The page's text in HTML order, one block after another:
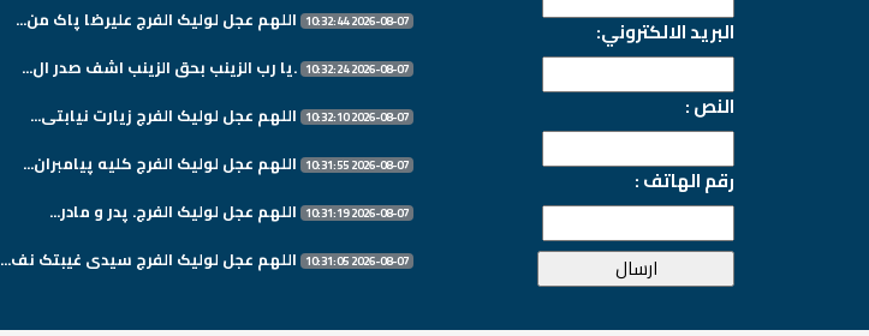
البريد الالكتروني:
النص :
رقم الهاتف :
2026-08-07 10:32:44 اللهم عجل لولیک الفرج علیرضا پاک من...
2026-08-07 10:32:24 .یا رب الزینب بحق الزینب اشف صدر ال...
2026-08-07 10:32:10 اللهم عجل لولیک الفرج زیارت نیابتی...
2026-08-07 10:31:55 اللهم عجل لولیک الفرج کلیه پیامبران...
2026-08-07 10:31:19 اللهم عجل لولیک الفرج. پدر و مادر...
2026-08-07 10:31:05 اللهم عجل لولیک الفرج سیدی غیبتک نف...